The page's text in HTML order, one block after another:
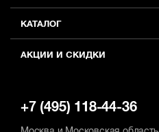
КАТАЛОГ
АКЦИИ И СКИДКИ
+7 (495) 118-44-36